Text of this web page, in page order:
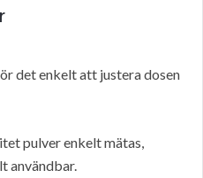
det enkelt att justera dosen
pulver enkelt mätas,
användbar.